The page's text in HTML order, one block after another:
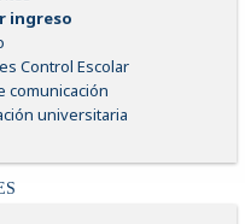
ingreso
Control Escolar
comunicación
universitaria